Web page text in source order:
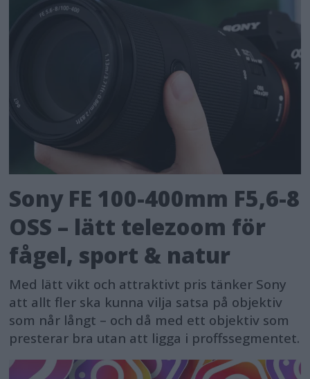
Sony FE 100-400mm F5,6-8
OSS – lätt telezoom för
fågel, sport & natur
Med lätt vikt och attraktivt pris tänker Sony
att allt fler ska kunna vilja satsa på objektiv
som når långt – och då med ett objektiv som
presterar bra utan att ligga i proffssegmentet.